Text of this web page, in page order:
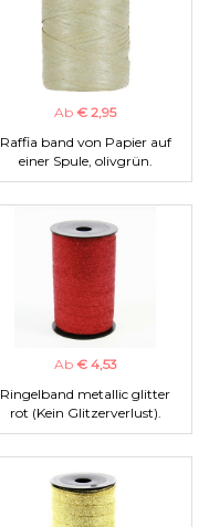
Ab € 2,95
Raffia band von Papier auf
einer Spule, olivgrün.
Ab € 4,53
Ringelband metallic glitter
rot (Kein Glitzerverlust).